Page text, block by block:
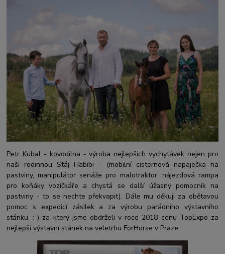
Petr Kubal- kovodílna - výroba nejlepších vychytávek nejen pro
naši rodinnou Stáj Habibi - (mobilní cisternová napaječka na
pastviny, manipulátor senáže pro malotraktor, nájezdová rampa
pro koňáky vozíčkáře a chystá se další úžasný pomocník na
pastviny - to se nechte překvapit). Dále mu děkuji za obětavou
pomoc s expedicí zásilek a za výrobu parádního výstavního
stánku, :-) za který jsme obdrželi v roce 2018 cenu TopExpo za
nejlepší výstavní stánek na veletrhu ForHorse v Praze.